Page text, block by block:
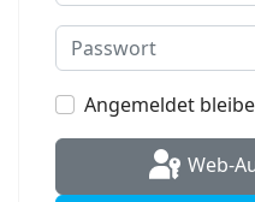
Passwort
Angemeldet
Web-